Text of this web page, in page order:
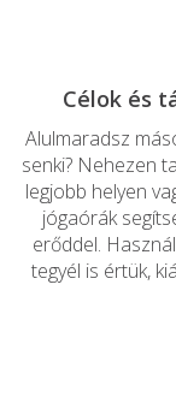
Alulmaradsz
senki? Nehezen
legjobb helyen
jógaórák
erőddel.
tegyél is értük,